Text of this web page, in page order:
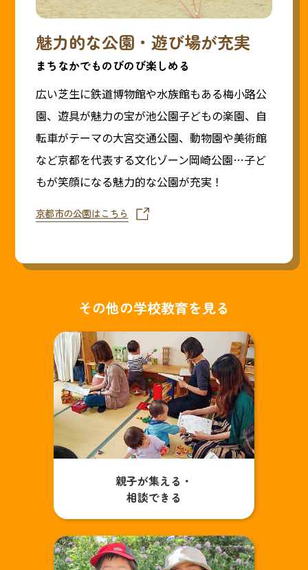
魅力的な公園・遊び場が充実
まちなかでものびのび楽しめる
広い芝生に鉄道博物館や水族館もある梅小路公
園、遊具が魅力の宝が池公園子どもの楽園、自
転車がテーマの大宮交通公園、動物園や美術館
など京都を代表する文化ゾーン岡崎公園…子ど
もが笑顔になる魅力的な公園が充実！
京都市の公園はこちら
その他の学校教育を見る
親子が集える・
相談できる